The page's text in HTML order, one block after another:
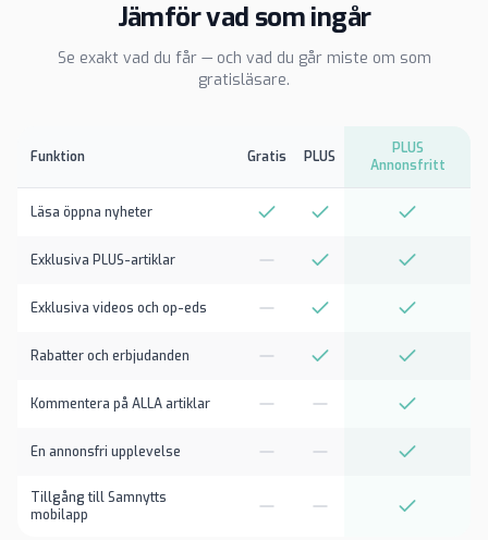
Jämför vad som ingår
Se exakt vad du får — och vad du går miste om som
gratisläsare.
Funktion Gratis PLUS
PLUS
Annonsfritt
Läsa öppna nyheter
Exklusiva PLUS-artiklar
Exklusiva videos och op-eds
Rabatter och erbjudanden
Kommentera på ALLA artiklar
En annonsfri upplevelse
Tillgång till Samnytts
mobilapp